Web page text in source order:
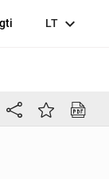
LT expand_more